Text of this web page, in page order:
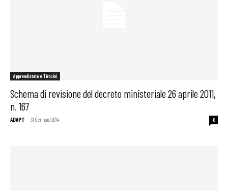
Apprendistato e Tirocini
Schema di revisione del decreto ministeriale 26 aprile 2011,
n. 167
ADAPT - 31 Gennaio 2014 0